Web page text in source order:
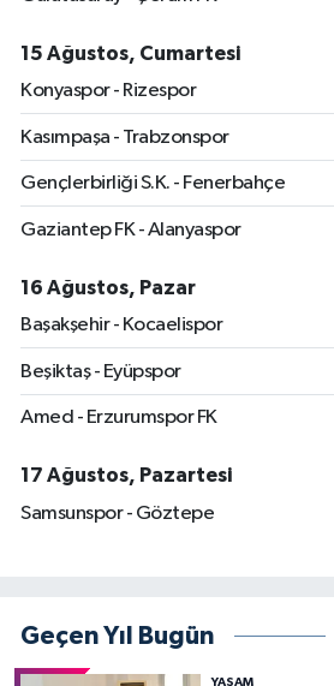
15 Ağustos, Cumartesi
Konyaspor - Rizespor
Kasımpaşa - Trabzonspor
Gençlerbirliği S.K. - Fenerbahçe
Gaziantep FK - Alanyaspor
16 Ağustos, Pazar
Başakşehir - Kocaelispor
Beşiktaş - Eyüpspor
Amed - Erzurumspor FK
17 Ağustos, Pazartesi
Samsunspor - Göztepe
Geçen Yıl Bugün
YAŞAM